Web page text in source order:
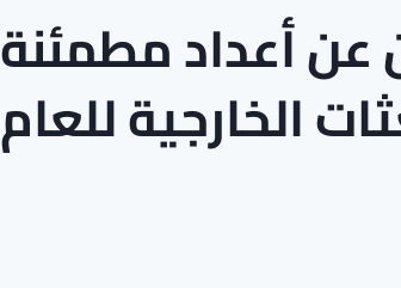
عن أعداد مطمئنة